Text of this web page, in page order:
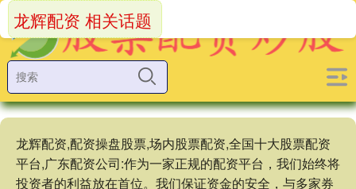
龙辉配资,配资操盘股票,场内股票配资,全国十大股票配资
平台,广东配资公司:作为一家正规的配资平台，我们始终将
投资者的利益放在首位。我们保证资金的安全，与多家券
龙辉配资 相关话题